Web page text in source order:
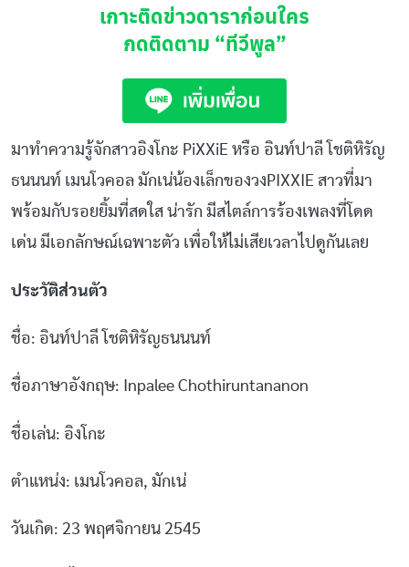
เกาะติดข่าวดาราก่อนใคร
กดติดตาม “ทีวีพูล”
มาทำความรู้จักสาวอิงโกะ PiXXiE หรือ อินท์ปาลี โชติหิรัญ
ธนนนท์ เมนโวคอล มักเน่น้องเล็กของวงPIXXIE สาวที่มา
พร้อมกับรอยยิ้มที่สดใส น่ารัก มีสไตล์การร้องเพลงที่โดด
เด่น มีเอกลักษณ์เฉพาะตัว เพื่อให้ไม่เสียเวลาไปดูกันเลย
ประวัติส่วนตัว
ชื่อ: อินท์ปาลี โชติหิรัญธนนนท์
ชื่อภาษาอังกฤษ: Inpalee Chothiruntananon
ชื่อเล่น: อิงโกะ
ตำแหน่ง: เมนโวคอล, มักเน่
วันเกิด: 23 พฤศจิกายน 2545